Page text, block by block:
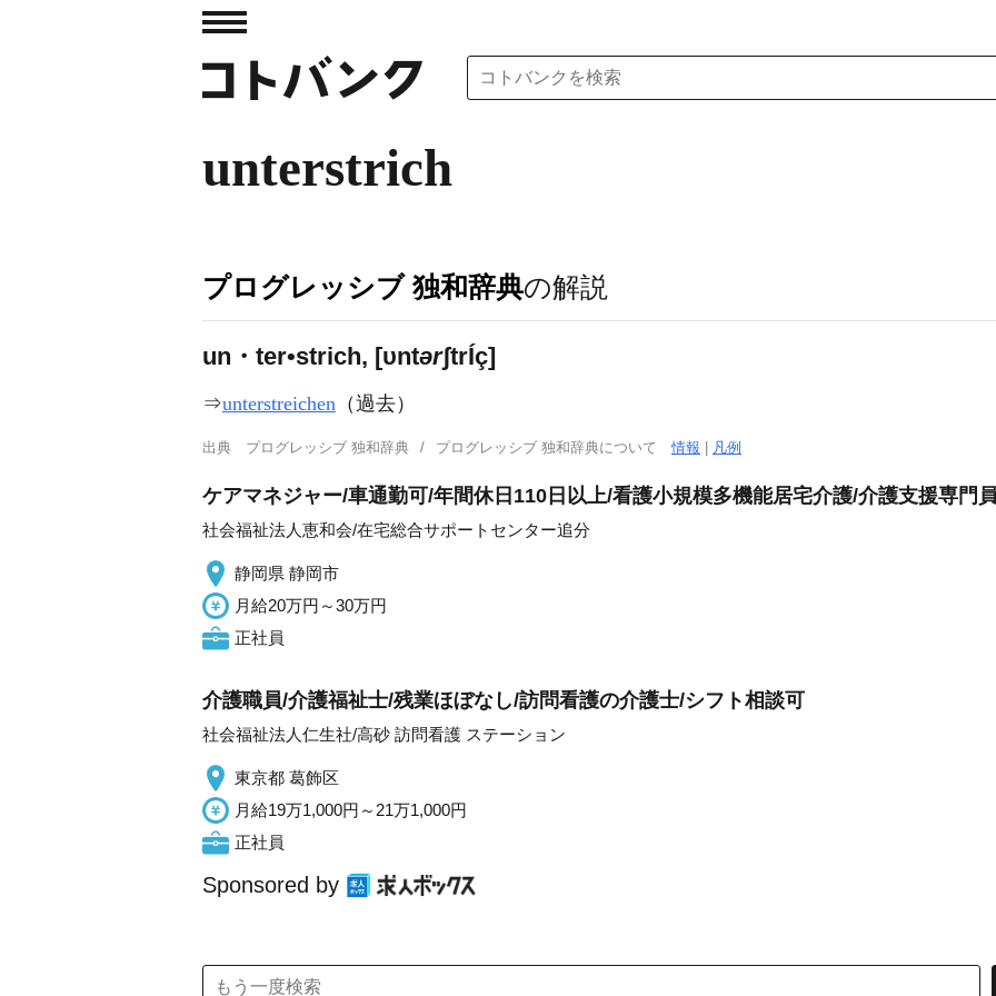
unterstrich
プログレッシブ 独和辞典の解説
un・ter•strich, [υntərʃtrÍç]
⇒unterstreichen （過去）
出典 プログレッシブ 独和辞典 プログレッシブ 独和辞典について情報 凡例
ケアマネジャー/車通勤可/年間休日110日以上/看護小規模多機能居宅介護/介護支援専門
社会福祉法人恵和会/在宅総合サポートセンター追分
静岡県 静岡市
月給20万円～30万円
正社員
介護職員/介護福祉士/残業ほぼなし/訪問看護の介護士/シフト相談可
社会福祉法人仁生社/高砂 訪問看護 ステーション
東京都 葛飾区
月給19万1,000円～21万1,000円
正社員
Sponsored by